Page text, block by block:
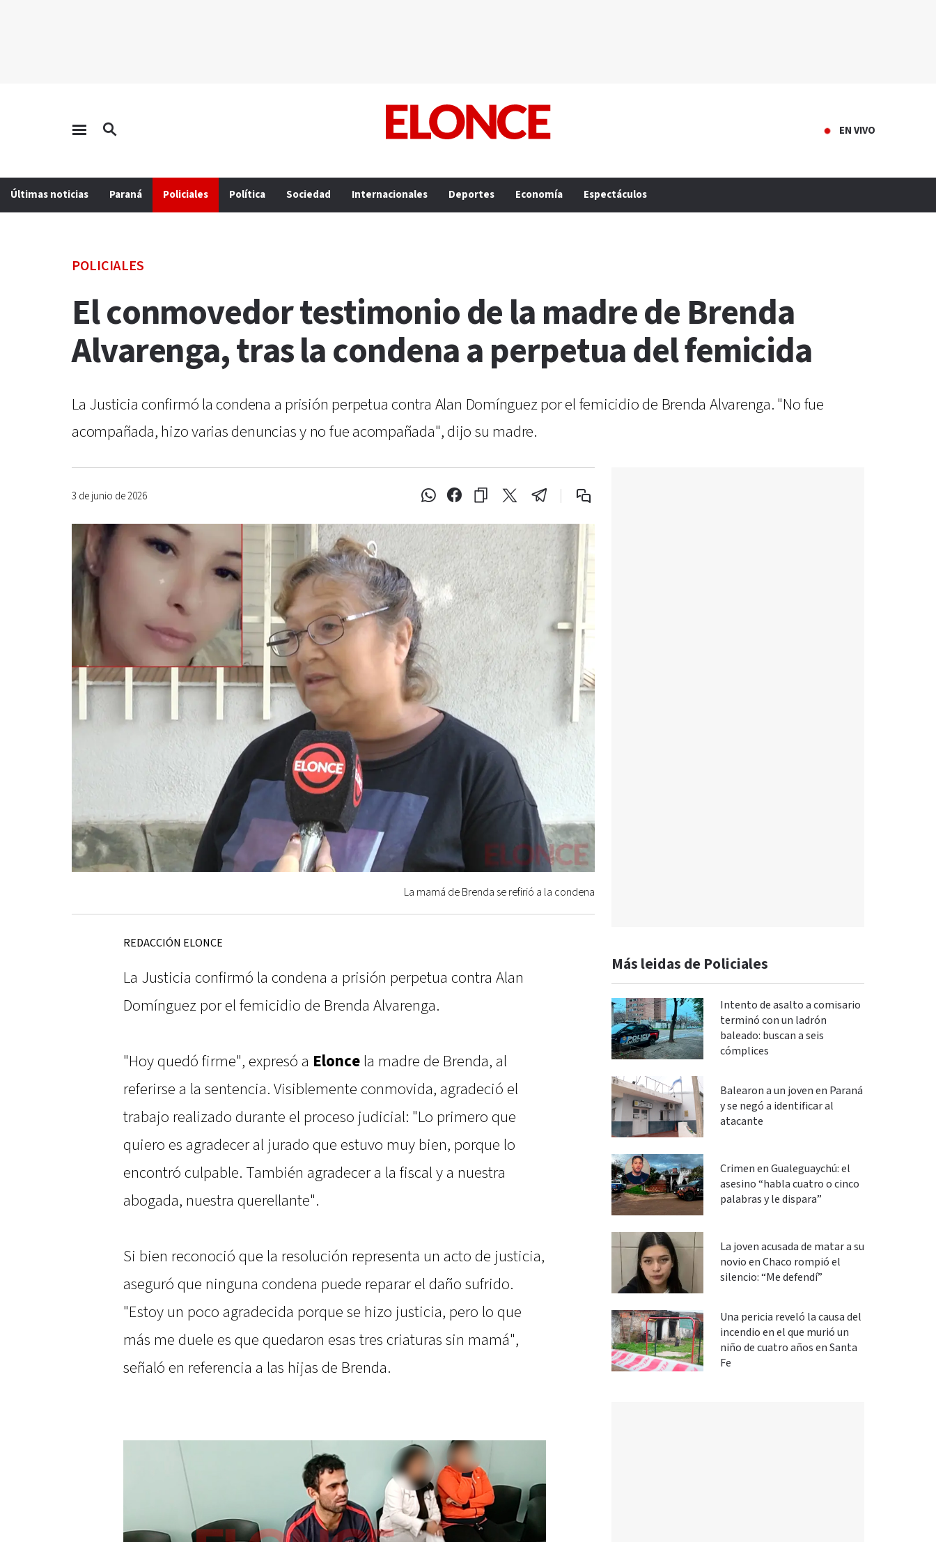
EN VIVO
Últimas noticias Paraná Policiales Política Sociedad Internacionales Deportes Economía Espectáculos
POLICIALES
El conmovedor testimonio de la madre de Brenda
Alvarenga, tras la condena a perpetua del femicida
La Justicia confirmó la condena a prisión perpetua contra Alan Domínguez por el femicidio de Brenda Alvarenga. "No fue
acompañada, hizo varias denuncias y no fue acompañada", dijo su madre.
3 de junio de 2026
La mamá de Brenda se refirió a la condena
REDACCIÓN ELONCE
La Justicia confirmó la condena a prisión perpetua contra Alan
Domínguez por el femicidio de Brenda Alvarenga.
"Hoy quedó firme", expresó a Elonce la madre de Brenda, al
referirse a la sentencia. Visiblemente conmovida, agradeció el
trabajo realizado durante el proceso judicial: "Lo primero que
quiero es agradecer al jurado que estuvo muy bien, porque lo
encontró culpable. También agradecer a la fiscal y a nuestra
abogada, nuestra querellante".
Si bien reconoció que la resolución representa un acto de justicia,
aseguró que ninguna condena puede reparar el daño sufrido.
"Estoy un poco agradecida porque se hizo justicia, pero lo que
más me duele es que quedaron esas tres criaturas sin mamá",
señaló en referencia a las hijas de Brenda.
Más leidas de Policiales
Intento de asalto a comisario
terminó con un ladrón
baleado: buscan a seis
cómplices
Balearon a un joven en Paraná
y se negó a identificar al
atacante
Crimen en Gualeguaychú: el
asesino “habla cuatro o cinco
palabras y le dispara”
La joven acusada de matar a su
novio en Chaco rompió el
silencio: “Me defendí”
Una pericia reveló la causa del
incendio en el que murió un
niño de cuatro años en Santa
Fe